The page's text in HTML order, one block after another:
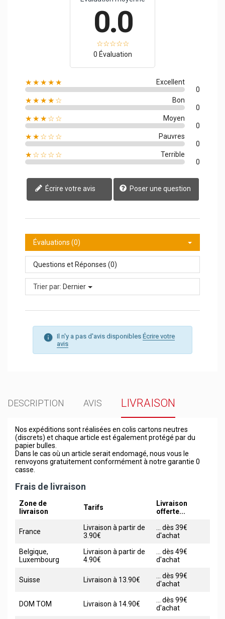
0.0
0 Évaluation
★★★★★
Excellent
0
★★★★☆
Bon
0
★★★☆☆
Moyen
0
★★☆☆☆
Pauvres
0
★☆☆☆☆
Terrible
0
Écrire votre avis Poser une question
Évaluations (0)
Questions et Réponses (0)
Trier par: Dernier
Il n'y a pas d'avis disponibles Écrire votre
avis
DESCRIPTION AVIS LIVRAISON
Nos expéditions sont réalisées en colis cartons neutres
(discrets) et chaque article est également protégé par du
papier bulles.
Dans le cas où un article serait endomagé, nous vous le
renvoyons gratuitement conformément à notre garantie 0
casse.
Frais de livraison
Zone de
livraison
Tarifs
Livraison
offerte...
France
Livraison à partir de
3.90€
... dès 39€
d'achat
Belgique,
Luxembourg
Livraison à partir de
4.90€
... dès 49€
d'achat
Suisse Livraison à 13.90€
... dès 99€
d'achat
DOM TOM Livraison à 14.90€
... dès 99€
d'achat